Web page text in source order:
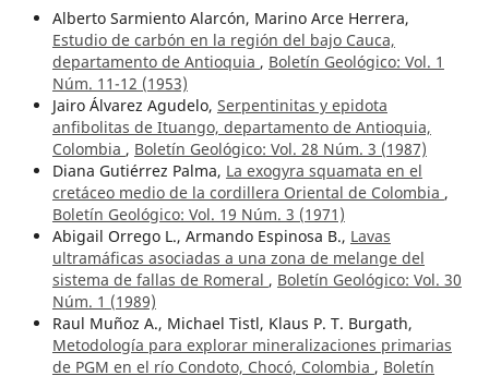
Alberto Sarmiento Alarcón, Marino Arce Herrera,
Estudio de carbón en la región del bajo Cauca,
departamento de Antioquia , Boletín Geológico: Vol. 1
Núm. 11-12 (1953)
Jairo Álvarez Agudelo, Serpentinitas y epidota
anfibolitas de Ituango, departamento de Antioquia,
Colombia , Boletín Geológico: Vol. 28 Núm. 3 (1987)
Diana Gutiérrez Palma, La exogyra squamata en el
cretáceo medio de la cordillera Oriental de Colombia ,
Boletín Geológico: Vol. 19 Núm. 3 (1971)
Abigail Orrego L., Armando Espinosa B., Lavas
ultramáficas asociadas a una zona de melange del
sistema de fallas de Romeral , Boletín Geológico: Vol. 30
Núm. 1 (1989)
Raul Muñoz A., Michael Tistl, Klaus P. T. Burgath,
Metodología para explorar mineralizaciones primarias
de PGM en el río Condoto, Chocó, Colombia , Boletín